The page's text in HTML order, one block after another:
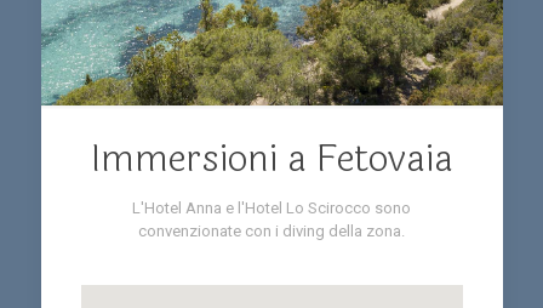
Immersioni a Fetovaia
L'Hotel Anna e l'Hotel Lo Scirocco sono
convenzionate con i diving della zona.